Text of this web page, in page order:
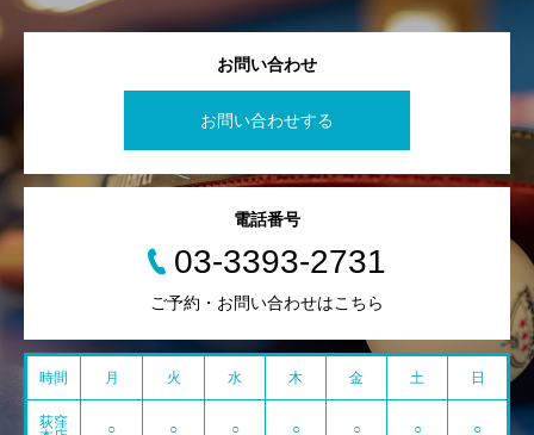
お問い合わせ
お問い合わせする
電話番号
03-3393-2731
ご予約・お問い合わせはこちら
時間 月 火 水 木 金 土 日
荻窪
○ ○ ○ ○ ○ ○ ○